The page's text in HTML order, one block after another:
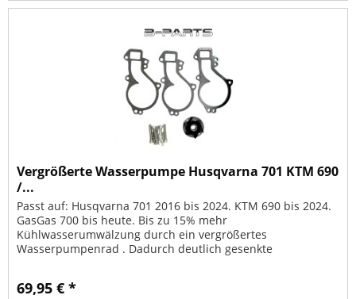
Vergrößerte Wasserpumpe Husqvarna 701 KTM 690
/...
Passt auf: Husqvarna 701 2016 bis 2024. KTM 690 bis 2024.
GasGas 700 bis heute. Bis zu 15% mehr
Kühlwasserumwälzung durch ein vergrößertes
Wasserpumpenrad . Dadurch deutlich gesenkte
69,95 € *